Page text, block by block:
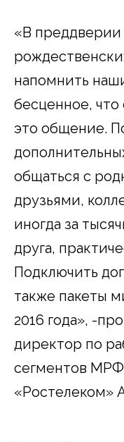
«В преддверии
напомнить
бесценное,
это общение.
общаться с
друзьями,
иногда за
друга,
Подключить
также пакеты
2016 года», -
директор по
сегментов
«Ростелеком»